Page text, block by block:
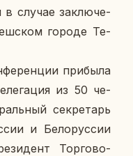
в случае за­клю­че­
городе Те­
при­бы­ла
из 50 че­
сек­ре­тарь
и Бе­ло­рус­сии
Тор­го­во-